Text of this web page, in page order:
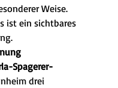
Weise.
ist ein sichtbares
Spagerer-
drei